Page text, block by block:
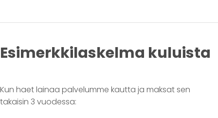
Esimerkkilaskelma kuluista
Kun haet lainaa palvelumme kautta ja maksat sen
takaisin 3 vuodessa: